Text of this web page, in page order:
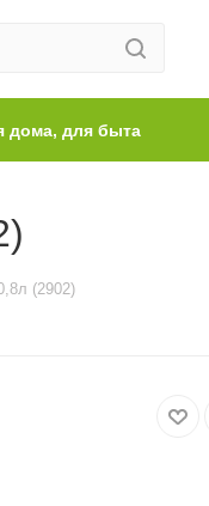
дома, для быта
(2902)